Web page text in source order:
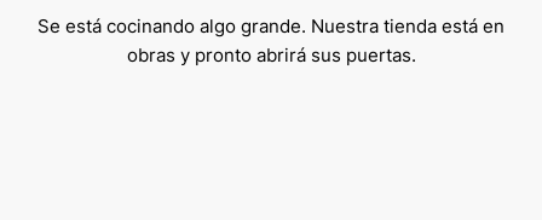
Se está cocinando algo grande. Nuestra tienda está en
obras y pronto abrirá sus puertas.